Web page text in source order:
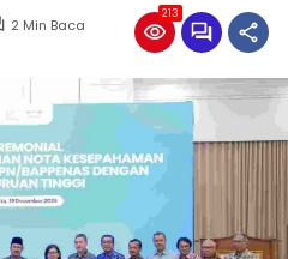
2 Min Baca
213